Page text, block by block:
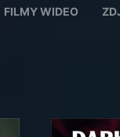
FILMY WIDEO